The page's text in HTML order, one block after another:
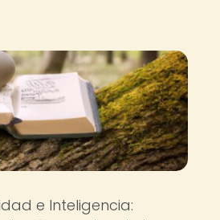
e Inteligencia: